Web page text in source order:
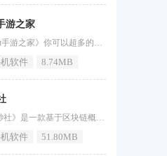
游之家
《bt手游之家》你可以超多的游戏类型，可以选择自己想玩的进行玩耍。而且只要每天来这里签到，就可以得到好多的游戏礼包兑换码，不知道你们领取到什么游戏兑换码了？喜欢的用户快来游戏窝手游网下载使用吧！bt手游之家亮点每天都有着简单的任务，你可以玩游戏来进行评价；只要你的评价进行平台的审核，就可以完成你接到的任务；bt手游之家每天都会为你推荐优质的游戏，可以从中选择自己想看的游戏；bt手游之家特色1、所有的手机游戏都是免费下载的，你每天都可以玩到新的游戏；2、我上次写了
软件 8.74MB
《秒社》是一款基于区块链概念创建的新闻资讯阅读和兴趣社交应用相结合的软件。为对于区块链感兴趣的小伙伴们来提供一个专业而且权威的社交圈子，和相同兴趣的小伙伴们来讨论区块链的投资以及发展，功能十分的强大。秒社介绍秒社是一款融合区块链和社交网络的应用。它为感兴趣的社交用户提供了完善的互联网应用工具，为用户提供了满足消费者需求的丰富工具，实现了零成本的成功，并在不同阶段选择了不同的操作工具。这里还有各种功能部分，如Hardshellstudio、Hardshellsoc
软件 51.80MB